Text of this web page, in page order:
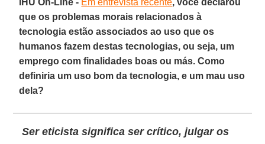
que os problemas morais relacionados à
tecnologia estão associados ao uso que os
humanos fazem destas tecnologias, ou seja, um
emprego com finalidades boas ou más. Como
definiria um uso bom da tecnologia, e um mau uso
dela?
Ser eticista significa ser crítico, julgar os